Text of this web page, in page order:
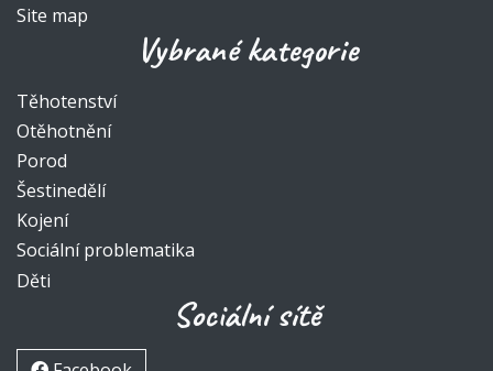
Site map
Vybrané kategorie
Těhotenství
Otěhotnění
Porod
Šestinedělí
Kojení
Sociální problematika
Děti
Sociální sítě